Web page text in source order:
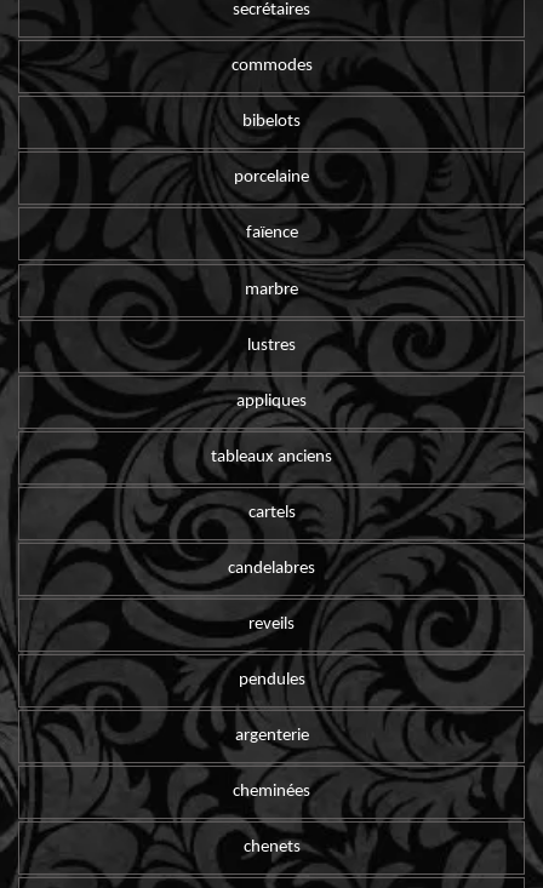
secrétaires
commodes
bibelots
porcelaine
faïence
marbre
lustres
appliques
tableaux anciens
cartels
candelabres
reveils
pendules
argenterie
cheminées
chenets